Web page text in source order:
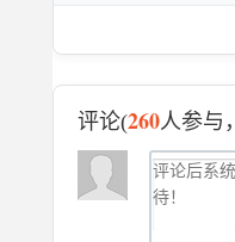
评论(260人参与，